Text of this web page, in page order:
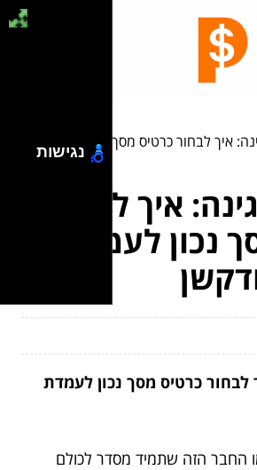
איך לבחור כרטיס מסך נכון לעמדת
איך לבחור
נכון לעמדת
לבחור כרטיס מסך נכון לעמדת
החבר הזה שתמיד מסדר לכולם
נגישות